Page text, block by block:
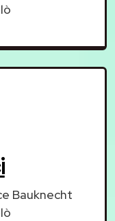
Bauknecht